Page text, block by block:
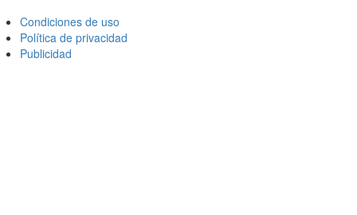
Condiciones de uso
Política de privacidad
Publicidad